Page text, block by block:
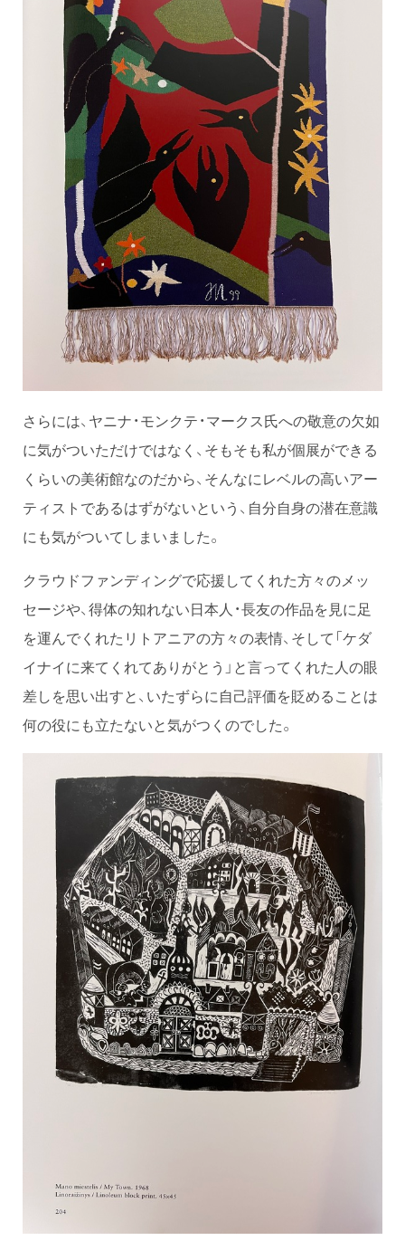
さらには、ヤニナ・モンクテ・マークス氏への敬意の欠如
に気がついただけではなく、そもそも私が個展ができる
くらいの美術館なのだから、そんなにレベルの高いアー
ティストであるはずがないという、自分自身の潜在意識
にも気がついてしまいました。
クラウドファンディングで応援してくれた方々のメッ
セージや、得体の知れない日本人・長友の作品を見に足
を運んでくれたリトアニアの方々の表情、そして「ケダ
イナイに来てくれてありがとう」と言ってくれた人の眼
差しを思い出すと、いたずらに自己評価を貶めることは
何の役にも立たないと気がつくのでした。